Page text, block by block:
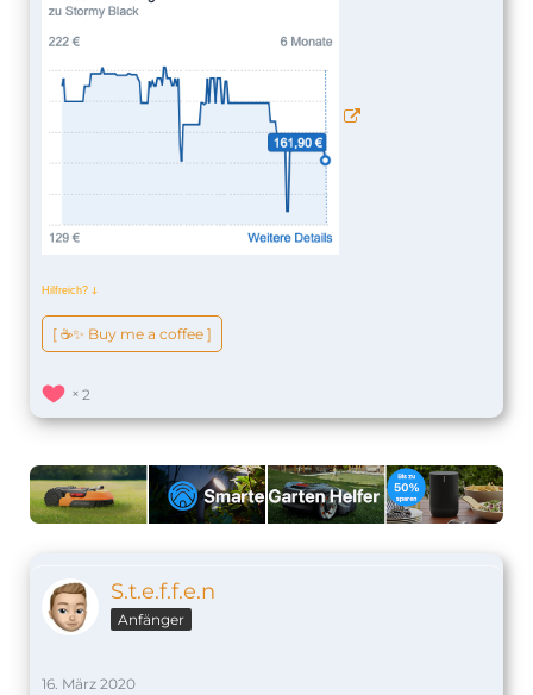
Hilfreich? ↆ
[ ☕️✨ Buy me a coffee ]
2
S.t.e.f.f.e.n
Anfänger
16. März 2020